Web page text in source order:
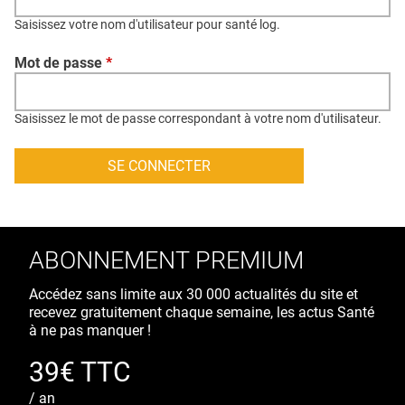
CONTACT
CRÉDITS
Saisissez votre nom d'utilisateur pour santé log.
Mot de passe *
Saisissez le mot de passe correspondant à votre nom d'utilisateur.
ABONNEMENT PREMIUM
Accédez sans limite aux 30 000 actualités du site et
recevez gratuitement chaque semaine, les actus Santé
à ne pas manquer !
39€ TTC
/ an